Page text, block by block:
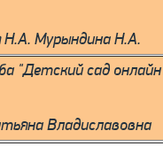
Н.А. Мурындина Н.А.
"Детский сад
Владиславовна